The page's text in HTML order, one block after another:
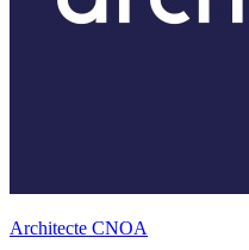
Architecte CNOA